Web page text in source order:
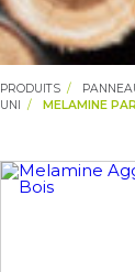
PRODUITS
UNI
MELAMINE